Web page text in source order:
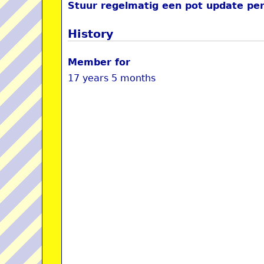
Stuur regelmatig een pot update
History
Member for
17 years 5 months